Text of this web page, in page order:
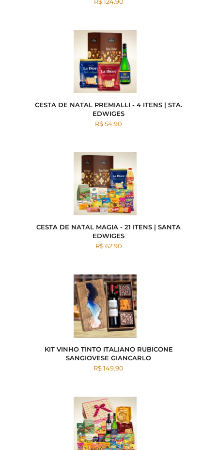
R$ 124.90
CESTA DE NATAL PREMIALLI - 4 ITENS | STA.
EDWIGES
R$ 54.90
CESTA DE NATAL MAGIA - 21 ITENS | SANTA
EDWIGES
R$ 62.90
KIT VINHO TINTO ITALIANO RUBICONE
SANGIOVESE GIANCARLO
R$ 149.90